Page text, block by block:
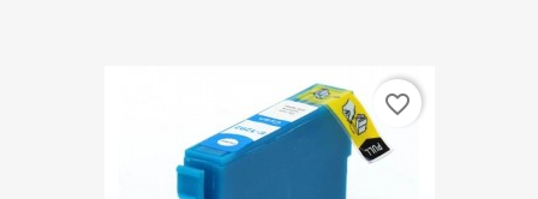
€ ONLINE
favorite_border